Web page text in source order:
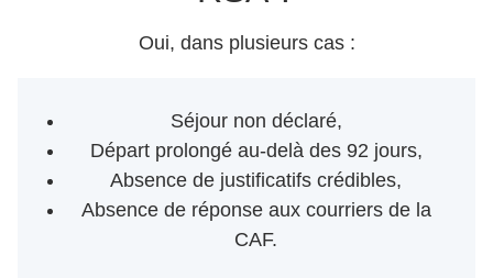
Oui, dans plusieurs cas :
Séjour non déclaré,
Départ prolongé au-delà des 92 jours,
Absence de justificatifs crédibles,
Absence de réponse aux courriers de la
CAF.